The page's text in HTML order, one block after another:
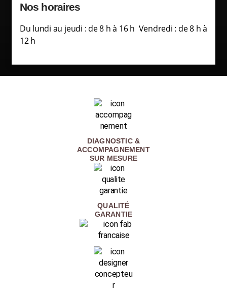
Nos horaires
Du lundi au jeudi : de 8 h à 16 h Vendredi : de 8 h à
12 h
DIAGNOSTIC &
ACCOMPAGNEMENT
SUR MESURE
QUALITÉ
GARANTIE